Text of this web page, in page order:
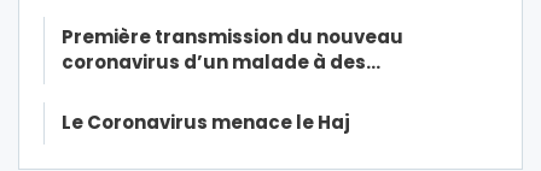
Première transmission du nouveau
coronavirus d’un malade à des…
Le Coronavirus menace le Haj